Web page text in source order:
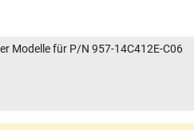
Modelle für P/N 957-14C412E-C06